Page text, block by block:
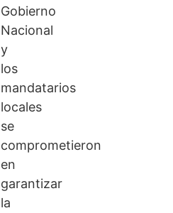
Gobierno
Nacional
y
los
mandatarios
locales
se
comprometieron
en
garantizar
la